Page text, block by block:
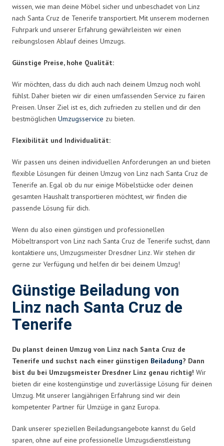
wissen, wie man deine Möbel sicher und unbeschadet von Linz
nach Santa Cruz de Tenerife transportiert. Mit unserem modernen
Fuhrpark und unserer Erfahrung gewährleisten wir einen
reibungslosen Ablauf deines Umzugs.
Günstige Preise, hohe Qualität:
Wir möchten, dass du dich auch nach deinem Umzug noch wohl
fühlst. Daher bieten wir dir einen umfassenden Service zu fairen
Preisen. Unser Ziel ist es, dich zufrieden zu stellen und dir den
bestmöglichen Umzugsservice zu bieten.
Flexibilität und Individualität:
Wir passen uns deinen individuellen Anforderungen an und bieten
flexible Lösungen für deinen Umzug von Linz nach Santa Cruz de
Tenerife an. Egal ob du nur einige Möbelstücke oder deinen
gesamten Haushalt transportieren möchtest, wir finden die
passende Lösung für dich.
Wenn du also einen günstigen und professionellen
Möbeltransport von Linz nach Santa Cruz de Tenerife suchst, dann
kontaktiere uns, Umzugsmeister Dresdner Linz. Wir stehen dir
gerne zur Verfügung und helfen dir bei deinem Umzug!
Günstige Beiladung von
Linz nach Santa Cruz de
Tenerife
Du planst deinen Umzug von Linz nach Santa Cruz de
Tenerife und suchst nach einer günstigen Beiladung? Dann
bist du bei Umzugsmeister Dresdner Linz genau richtig! Wir
bieten dir eine kostengünstige und zuverlässige Lösung für deinen
Umzug. Mit unserer langjährigen Erfahrung sind wir dein
kompetenter Partner für Umzüge in ganz Europa.
Dank unserer speziellen Beiladungsangebote kannst du Geld
sparen, ohne auf eine professionelle Umzugsdienstleistung